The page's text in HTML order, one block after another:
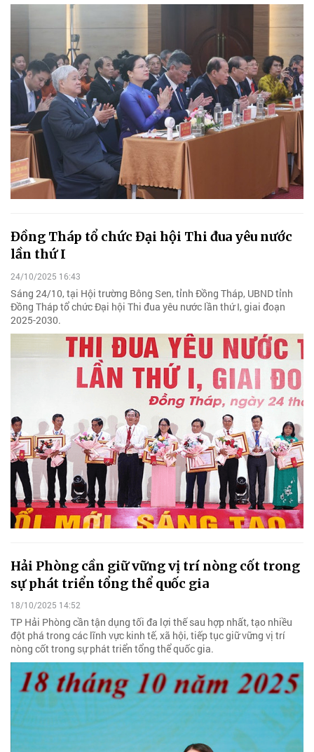
Đồng Tháp tổ chức Đại hội Thi đua yêu nước
lần thứ I
24/10/2025 16:43
Sáng 24/10, tại Hội trường Bông Sen, tỉnh Đồng Tháp, UBND tỉnh
Đồng Tháp tổ chức Đại hội Thi đua yêu nước lần thứ I, giai đoạn
2025-2030.
Hải Phòng cần giữ vững vị trí nòng cốt trong
sự phát triển tổng thể quốc gia
18/10/2025 14:52
TP Hải Phòng cần tận dụng tối đa lợi thế sau hợp nhất, tạo nhiều
đột phá trong các lĩnh vực kinh tế, xã hội, tiếp tục giữ vững vị trí
nòng cốt trong sự phát triển tổng thể quốc gia.